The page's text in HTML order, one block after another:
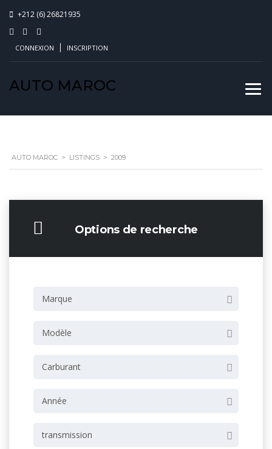
+212 (6) 26821935
CONNEXION INSCRIPTION
AUTO MAROC
AUTO MAROC > LISTINGS > 2009
Options de recherche
Marque
Modèle
Carburant
Année
transmission